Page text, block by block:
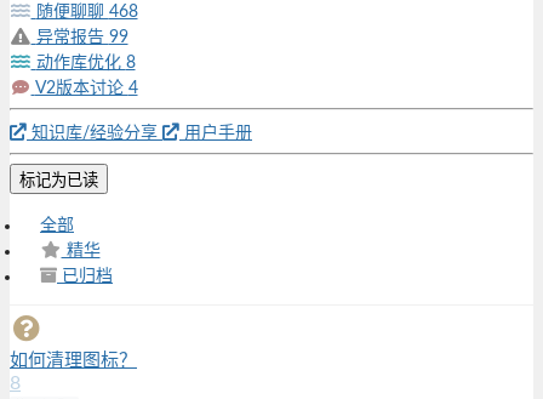
随便聊聊 468
异常报告 99
动作库优化 8
V2版本讨论 4
知识库/经验分享 用户手册
标记为已读
全部
精华
已归档
如何清理图标？
8